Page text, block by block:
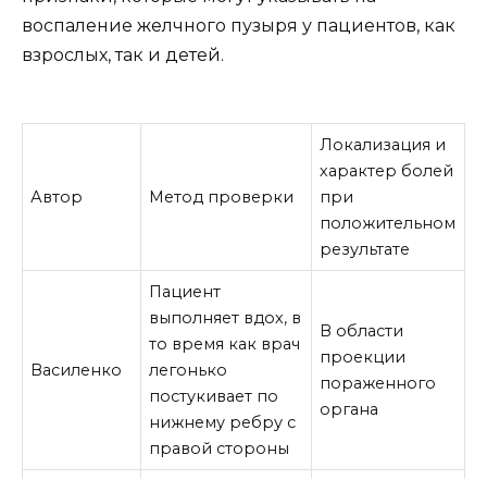
воспаление желчного пузыря у пациентов, как
взрослых, так и детей.
Автор Метод проверки
Локализация и
характер болей
при
положительном
результате
Василенко
Пациент
выполняет вдох, в
то время как врач
легонько
постукивает по
нижнему ребру с
правой стороны
В области
проекции
пораженного
органа